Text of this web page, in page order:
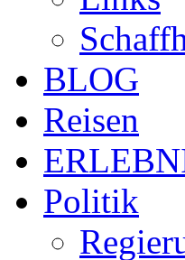
BLOG
Reisen
Politik